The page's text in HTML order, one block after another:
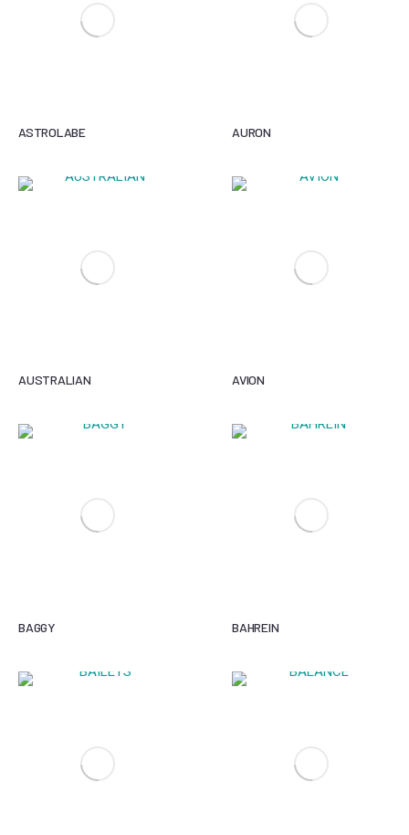
ASTROLABE AURON
AUSTRALIAN AVION
BAGGY BAHREIN